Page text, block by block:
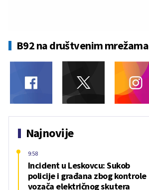
B92 na društvenim mrežama
Najnovije
Incident u Leskovcu: Sukob
policije i građana zbog kontrole
vozača električnog skutera
9:58